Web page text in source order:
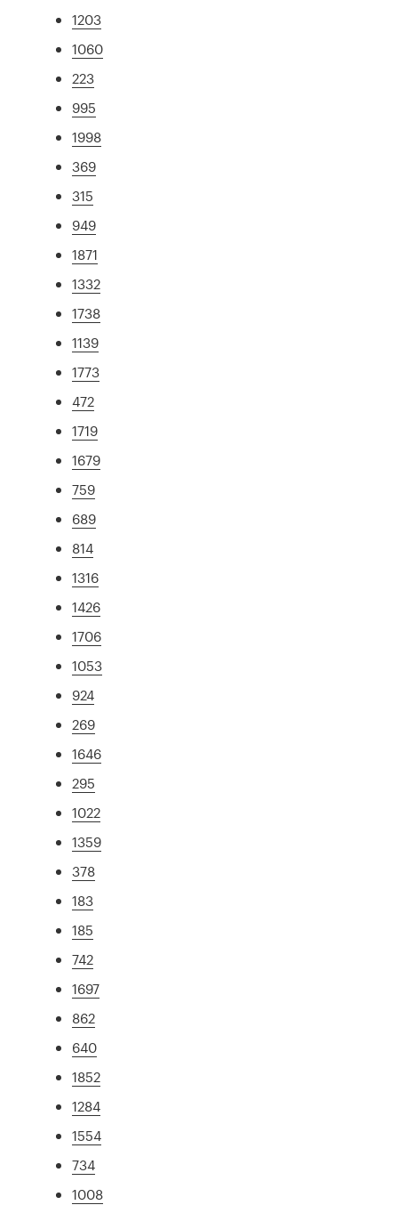
1203
1060
223
995
1998
369
315
949
1871
1332
1738
1139
1773
472
1719
1679
759
689
814
1316
1426
1706
1053
924
269
1646
295
1022
1359
378
183
185
742
1697
862
640
1852
1284
1554
734
1008